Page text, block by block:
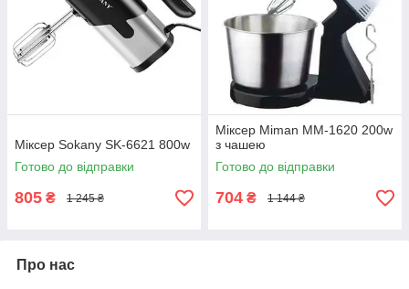
Міксер Sokany SK-6621 800w
Готово до відправки
805 ₴ 1 245 ₴
Міксер Miman MM-1620 200w
з чашею
Готово до відправки
704 ₴ 1 144 ₴
Про нас